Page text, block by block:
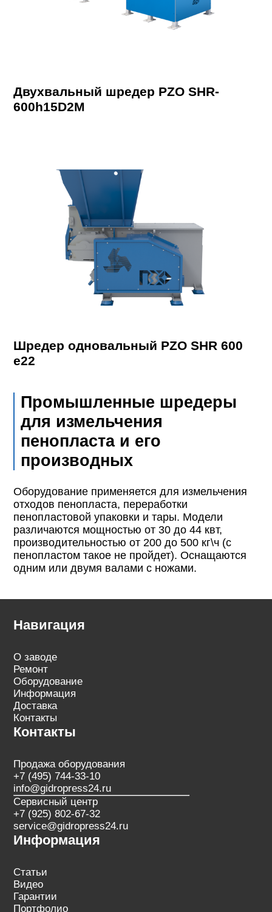
Двухвальный шредер PZO SHR-
600h15D2M
Шредер одновальный PZO SHR 600
e22
Промышленные шредеры
для измельчения
пенопласта и его
производных
Оборудование применяется для измельчения
отходов пенопласта, переработки
пенопластовой упаковки и тары. Модели
различаются мощностью от 30 до 44 квт,
производительностью от 200 до 500 кг\ч (с
пенопластом такое не пройдет). Оснащаются
одним или двумя валами с ножами.
Навигация
О заводе
Ремонт
Оборудование
Информация
Доставка
Контакты
Контакты
Продажа оборудования
+7 (495) 744-33-10
info@gidropress24.ru
Сервисный центр
+7 (925) 802-67-32
service@gidropress24.ru
Информация
Статьи
Видео
Гарантии
Портфолио